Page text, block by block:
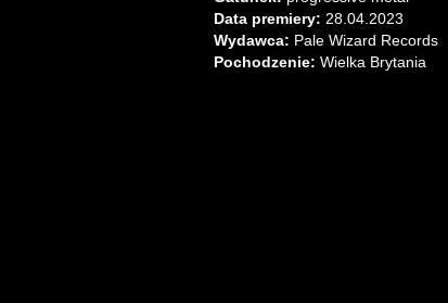
Data premiery: 28.04.2023
Wydawca: Pale Wizard Records
Pochodzenie: Wielka Brytania